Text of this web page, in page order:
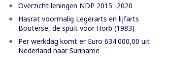
Overzicht leningen NDP 2015 -2020
Hasrat voormalig Legerarts en lijfarts
Bouterse, de spuit voor Horb (1983)
Per werkdag komt er Euro 634.000,00 uit
Nederland naar Suriname